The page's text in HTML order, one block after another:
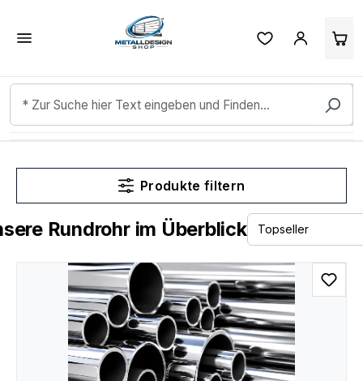
Zum Hauptinhalt springen
Produkte filtern
Rundrohr im Überblick